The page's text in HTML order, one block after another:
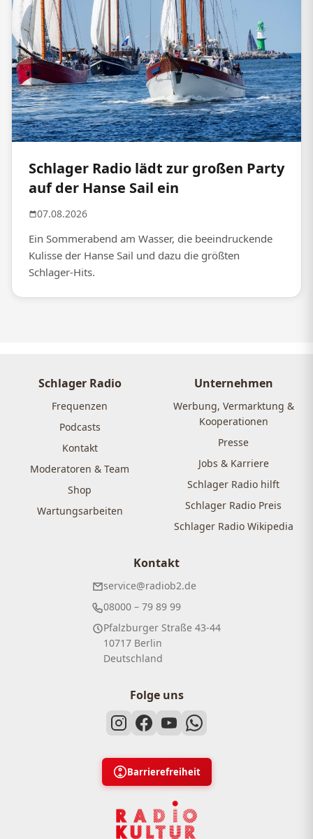
Schlager Radio lädt zur großen Party
auf der Hanse Sail ein
07.08.2026
Ein Sommerabend am Wasser, die beeindruckende
Kulisse der Hanse Sail und dazu die größten
Schlager-Hits.
Schlager Radio
Frequenzen
Podcasts
Kontakt
Moderatoren & Team
Shop
Wartungsarbeiten
Unternehmen
Werbung, Vermarktung &
Kooperationen
Presse
Jobs & Karriere
Schlager Radio hilft
Schlager Radio Preis
Schlager Radio Wikipedia
Kontakt
service@radiob2.de
08000 – 79 89 99
Pfalzburger Straße 43-44
10717 Berlin
Deutschland
Folge uns
Barrierefreiheit